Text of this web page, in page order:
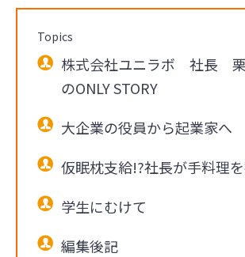
Topics
株式会社ユニラボ 社長
のONLY STORY
大企業の役員から起業家へ
仮眠枕支給!?社長が手料理
学生にむけて
編集後記